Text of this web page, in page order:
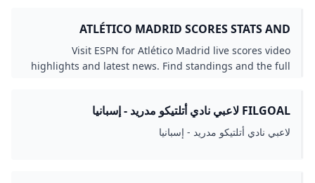
ATLÉTICO MADRID SCORES STATS AND
HIGHLIGHTS - ESPN
Visit ESPN for Atlético Madrid live scores video
highlights and latest news. Find standings and the full
FILGOAL لاعبي نادي أتلتيكو مدريد - إسبانيا
لاعبي نادي أتلتيكو مدريد - إسبانيا